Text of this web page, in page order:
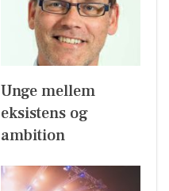
Unge mellem
eksistens og
ambition